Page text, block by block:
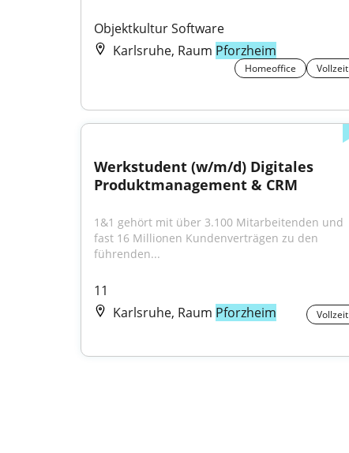
Objektkultur Software
Karlsruhe, Raum Pforzheim
Homeoffice Vollzeit
Werkstudent (w/m/d) Digitales
Produktmanagement & CRM
1&1 gehört mit über 3.100 Mitarbeitenden und
fast 16 Millionen Kundenverträgen zu den
führenden...
11
Karlsruhe, Raum Pforzheim Vollzeit